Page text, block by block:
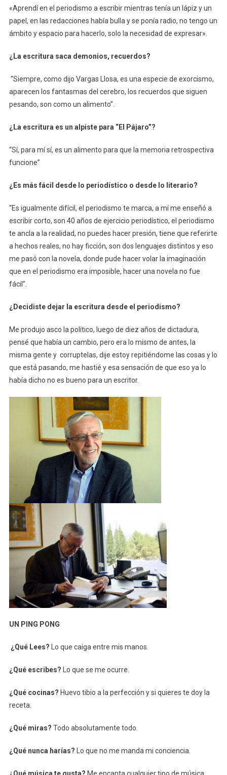
«Aprendí en el periodismo a escribir mientras tenía un lápiz y un
papel, en las redacciones había bulla y se ponía radio, no tengo un
ámbito y espacio para hacerlo, solo la necesidad de expresar».
¿La escritura saca demonios, recuerdos?
“Siempre, como dijo Vargas Llosa, es una especie de exorcismo,
aparecen los fantasmas del cerebro, los recuerdos que siguen
pesando, son como un alimento”.
¿La escritura es un alpiste para “El Pájaro”?
“Sí, para mí sí, es un alimento para que la memoria retrospectiva
funcione”
¿Es más fácil desde lo periodístico o desde lo literario?
“Es igualmente difícil, el periodismo te marca, a mí me enseñó a
escribir corto, son 40 años de ejercicio periodístico, el periodismo
te ancla a la realidad, no puedes hacer presión, tiene que referirte
a hechos reales, no hay ficción, son dos lenguajes distintos y eso
me pasó con la novela, donde pude hacer volar la imaginación
que en el periodismo era imposible, hacer una novela no fue
fácil”.
¿Decidiste dejar la escritura desde el periodismo?
Me produjo asco la político, luego de diez años de dictadura,
pensé que había un cambio, pero era lo mismo de antes, la
misma gente y corruptelas, dije estoy repitiéndome las cosas y lo
que está pasando, me hastié y esa sensación de que eso ya lo
había dicho no es bueno para un escritor.
UN PING PONG
¿Qué Lees? Lo que caiga entre mis manos.
¿Qué escribes? Lo que se me ocurre.
¿Qué cocinas? Huevo tibio a la perfección y si quieres te doy la
receta.
¿Qué miras? Todo absolutamente todo.
¿Qué nunca harías? Lo que no me manda mi conciencia.